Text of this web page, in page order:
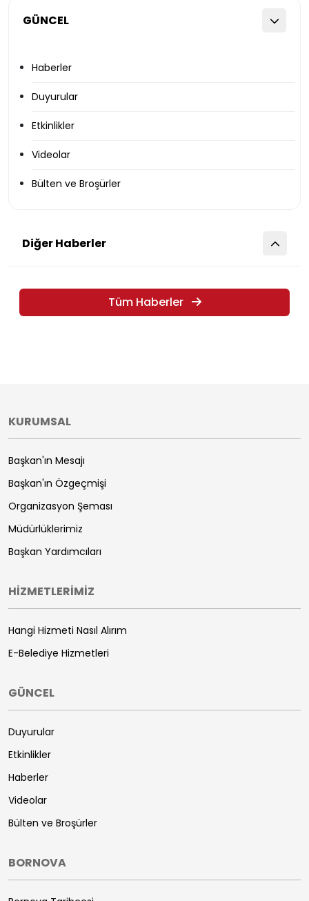
GÜNCEL
Haberler
Duyurular
Etkinlikler
Videolar
Bülten ve Broşürler
Diğer Haberler
Tüm Haberler
KURUMSAL
Başkan'ın Mesajı
Başkan'ın Özgeçmişi
Organizasyon Şeması
Müdürlüklerimiz
Başkan Yardımcıları
HİZMETLERİMİZ
Hangi Hizmeti Nasıl Alırım
E-Belediye Hizmetleri
GÜNCEL
Duyurular
Etkinlikler
Haberler
Videolar
Bülten ve Broşürler
BORNOVA